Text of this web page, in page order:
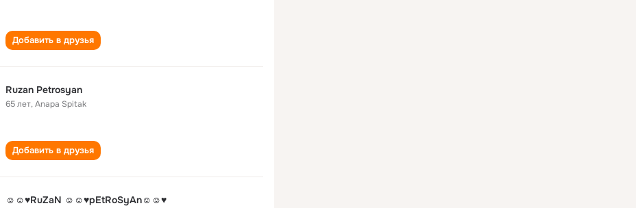
Добавить в друзья
Ruzan Petrosyan
65 лет,Anapa Spitak
Добавить в друзья
☺☺♥RuZaN ☺☺♥pEtRoSyAn☺☺♥